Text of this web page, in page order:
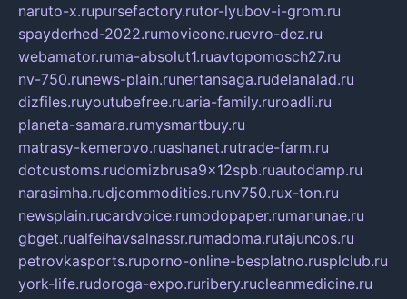
naruto-x.rupursefactory.rutor-lyubov-i-grom.ru
spayderhed-2022.rumovieone.ruevro-dez.ru
webamator.ruma-absolut1.ruavtopomosch27.ru
nv-750.runews-plain.runertansaga.rudelanalad.ru
dizfiles.ruyoutubefree.ruaria-family.ruroadli.ru
planeta-samara.rumysmartbuy.ru
matrasy-kemerovo.ruashanet.rutrade-farm.ru
dotcustoms.rudomizbrusa9x12spb.ruautodamp.ru
narasimha.rudjcommodities.runv750.rux-ton.ru
newsplain.rucardvoice.rumodopaper.rumanunae.ru
gbget.rualfeihavsalnassr.rumadoma.rutajuncos.ru
petrovkasports.ruporno-online-besplatno.rusplclub.ru
york-life.rudoroga-expo.ruribery.rucleanmedicine.ru